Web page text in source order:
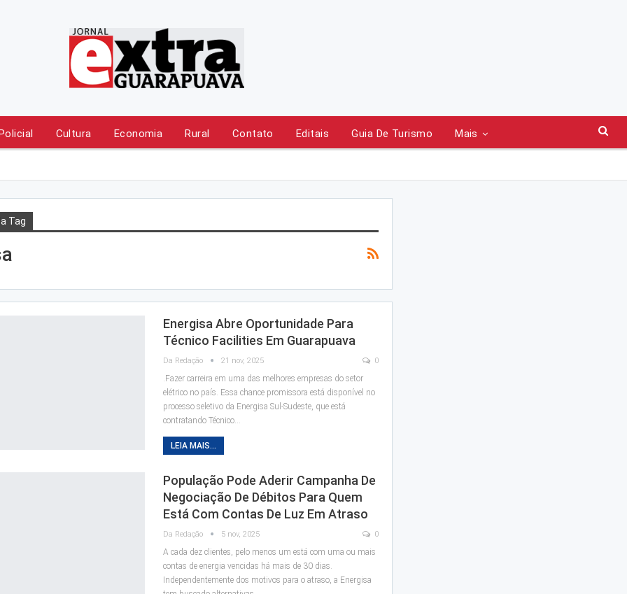
Cultura Economia Rural Contato Editais Guia De Turismo Mais
Tag
Energisa Abre Oportunidade Para
Técnico Facilities Em Guarapuava
Da Redação 21 nov, 2025 0
.Fazer carreira em uma das melhores empresas do setor
elétrico no país. Essa chance promissora está disponível no
processo seletivo da Energisa Sul-Sudeste, que está
contratando Técnico…
LEIA MAIS...
População Pode Aderir Campanha De
Negociação De Débitos Para Quem
Está Com Contas De Luz Em Atraso
Da Redação 5 nov, 2025 0
A cada dez clientes, pelo menos um está com uma ou mais
contas de energia vencidas há mais de 30 dias.
Independentemente dos motivos para o atraso, a Energisa